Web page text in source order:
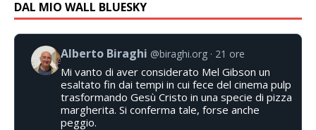
DAL MIO WALL BLUESKY
Alberto Biraghi @biraghi.org 21 ore
Mi vanto di aver considerato Mel Gibson un
esaltato fin dai tempi in cui fece del cinema pulp
trasformando Gesù Cristo in una specie di pizza
margherita. Si conferma tale, forse anche
peggio.